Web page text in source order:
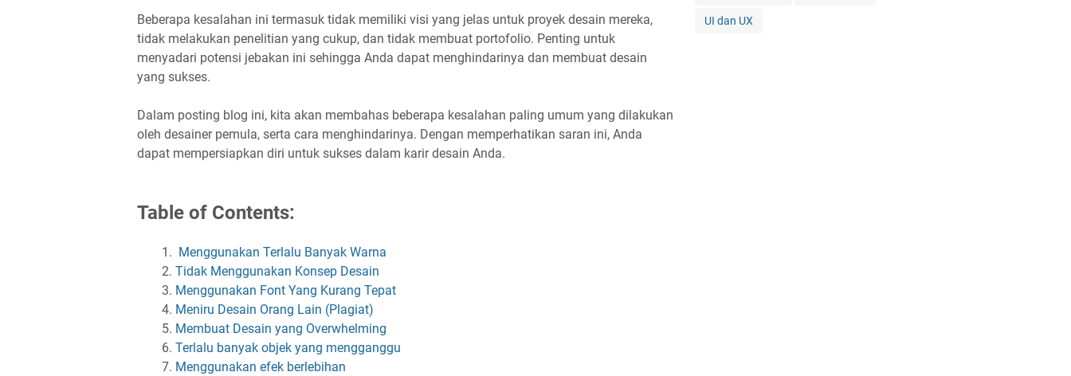
Beberapa kesalahan ini termasuk tidak memiliki visi yang jelas untuk proyek desain mereka,
tidak melakukan penelitian yang cukup, dan tidak membuat portofolio. Penting untuk
menyadari potensi jebakan ini sehingga Anda dapat menghindarinya dan membuat desain
yang sukses.
Dalam posting blog ini, kita akan membahas beberapa kesalahan paling umum yang dilakukan
oleh desainer pemula, serta cara menghindarinya. Dengan memperhatikan saran ini, Anda
dapat mempersiapkan diri untuk sukses dalam karir desain Anda.
Table of Contents:
Menggunakan Terlalu Banyak Warna
Tidak Menggunakan Konsep Desain
Menggunakan Font Yang Kurang Tepat
Meniru Desain Orang Lain (Plagiat)
Membuat Desain yang Overwhelming
Terlalu banyak objek yang mengganggu
Menggunakan efek berlebihan
UI dan UX